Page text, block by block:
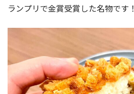
ランプリで金賞受賞した名物です！